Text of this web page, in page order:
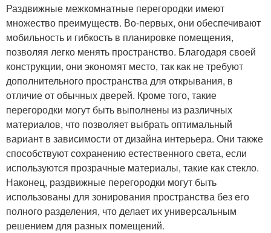
Раздвижные межкомнатные перегородки имеют
множество преимуществ. Во-первых, они обеспечивают
мобильность и гибкость в планировке помещения,
позволяя легко менять пространство. Благодаря своей
конструкции, они экономят место, так как не требуют
дополнительного пространства для открывания, в
отличие от обычных дверей. Кроме того, такие
перегородки могут быть выполнены из различных
материалов, что позволяет выбрать оптимальный
вариант в зависимости от дизайна интерьера. Они также
способствуют сохранению естественного света, если
используются прозрачные материалы, такие как стекло.
Наконец, раздвижные перегородки могут быть
использованы для зонирования пространства без его
полного разделения, что делает их универсальным
решением для разных помещений.